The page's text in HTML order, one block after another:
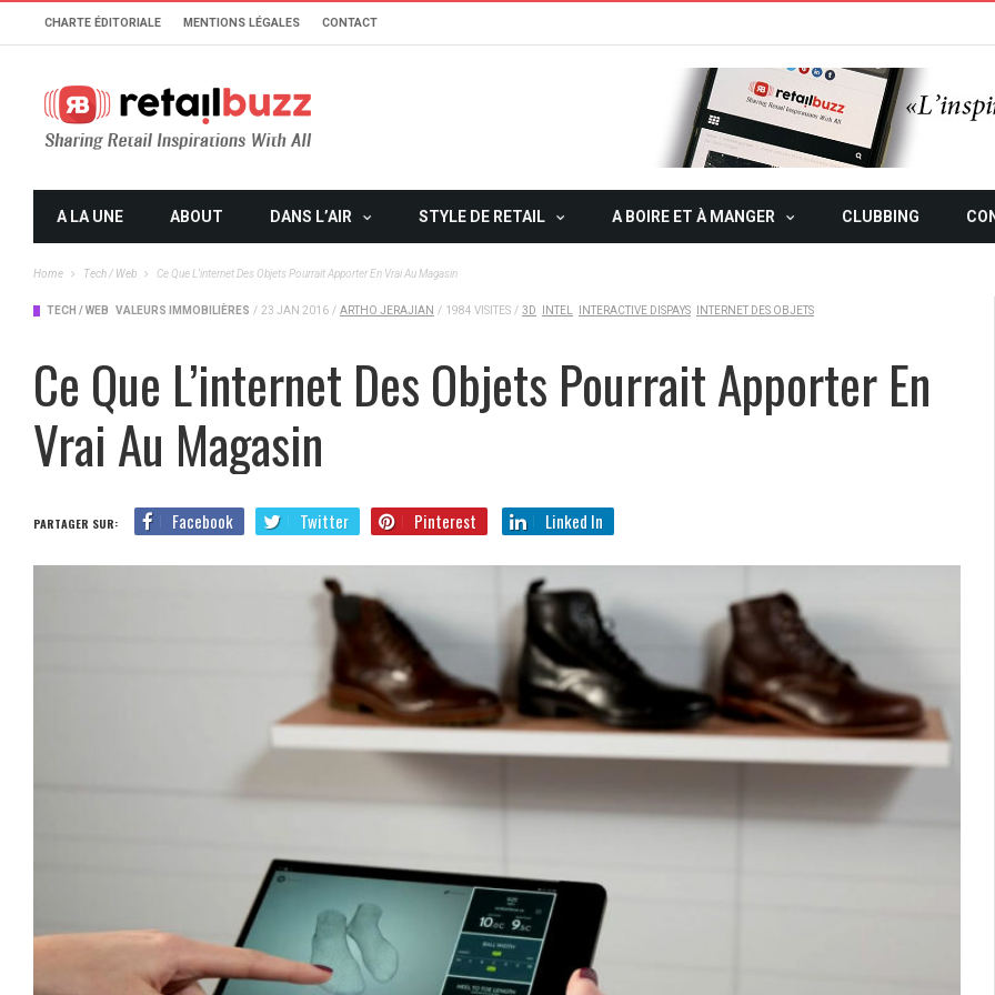
CHARTE ÉDITORIALE MENTIONS LÉGALES CONTACT
A LA UNE ABOUT DANS L’AIR STYLE DE RETAIL A BOIRE ET À MANGER CLUBBING
Home Tech / Web Ce Que L’internet Des Objets Pourrait Apporter En Vrai Au Magasin
TECH / WEB VALEURS IMMOBILIÈRES / 23 JAN 2016 / ARTHO JERAJIAN / 1984 VISITES / 3D INTEL INTERACTIVE DISPAYS INTERNET DES OBJETS
Ce Que L’internet Des Objets Pourrait Apporter En
Vrai Au Magasin
PARTAGER SUR: Facebook Twitter Pinterest Linked In